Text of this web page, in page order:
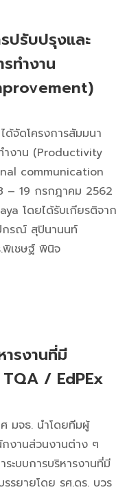
ปรับปรุงและ
ทำงาน
จัดโครงการสัมมนา
ำงาน (Productivity
communication
– 19 กรกฎาคม 2562
โดยได้รับเกียรติจาก
กรณ์ สุปินานนท์
พิเชษฐ์ พินิจ
ารงานที่มี
/ EdPEx
จธ. นำโดยทีมผู้
งานส่วนงานต่าง ๆ
ะบบการบริหารงานที่มี
ยายโดย รศ.ดร. บวร